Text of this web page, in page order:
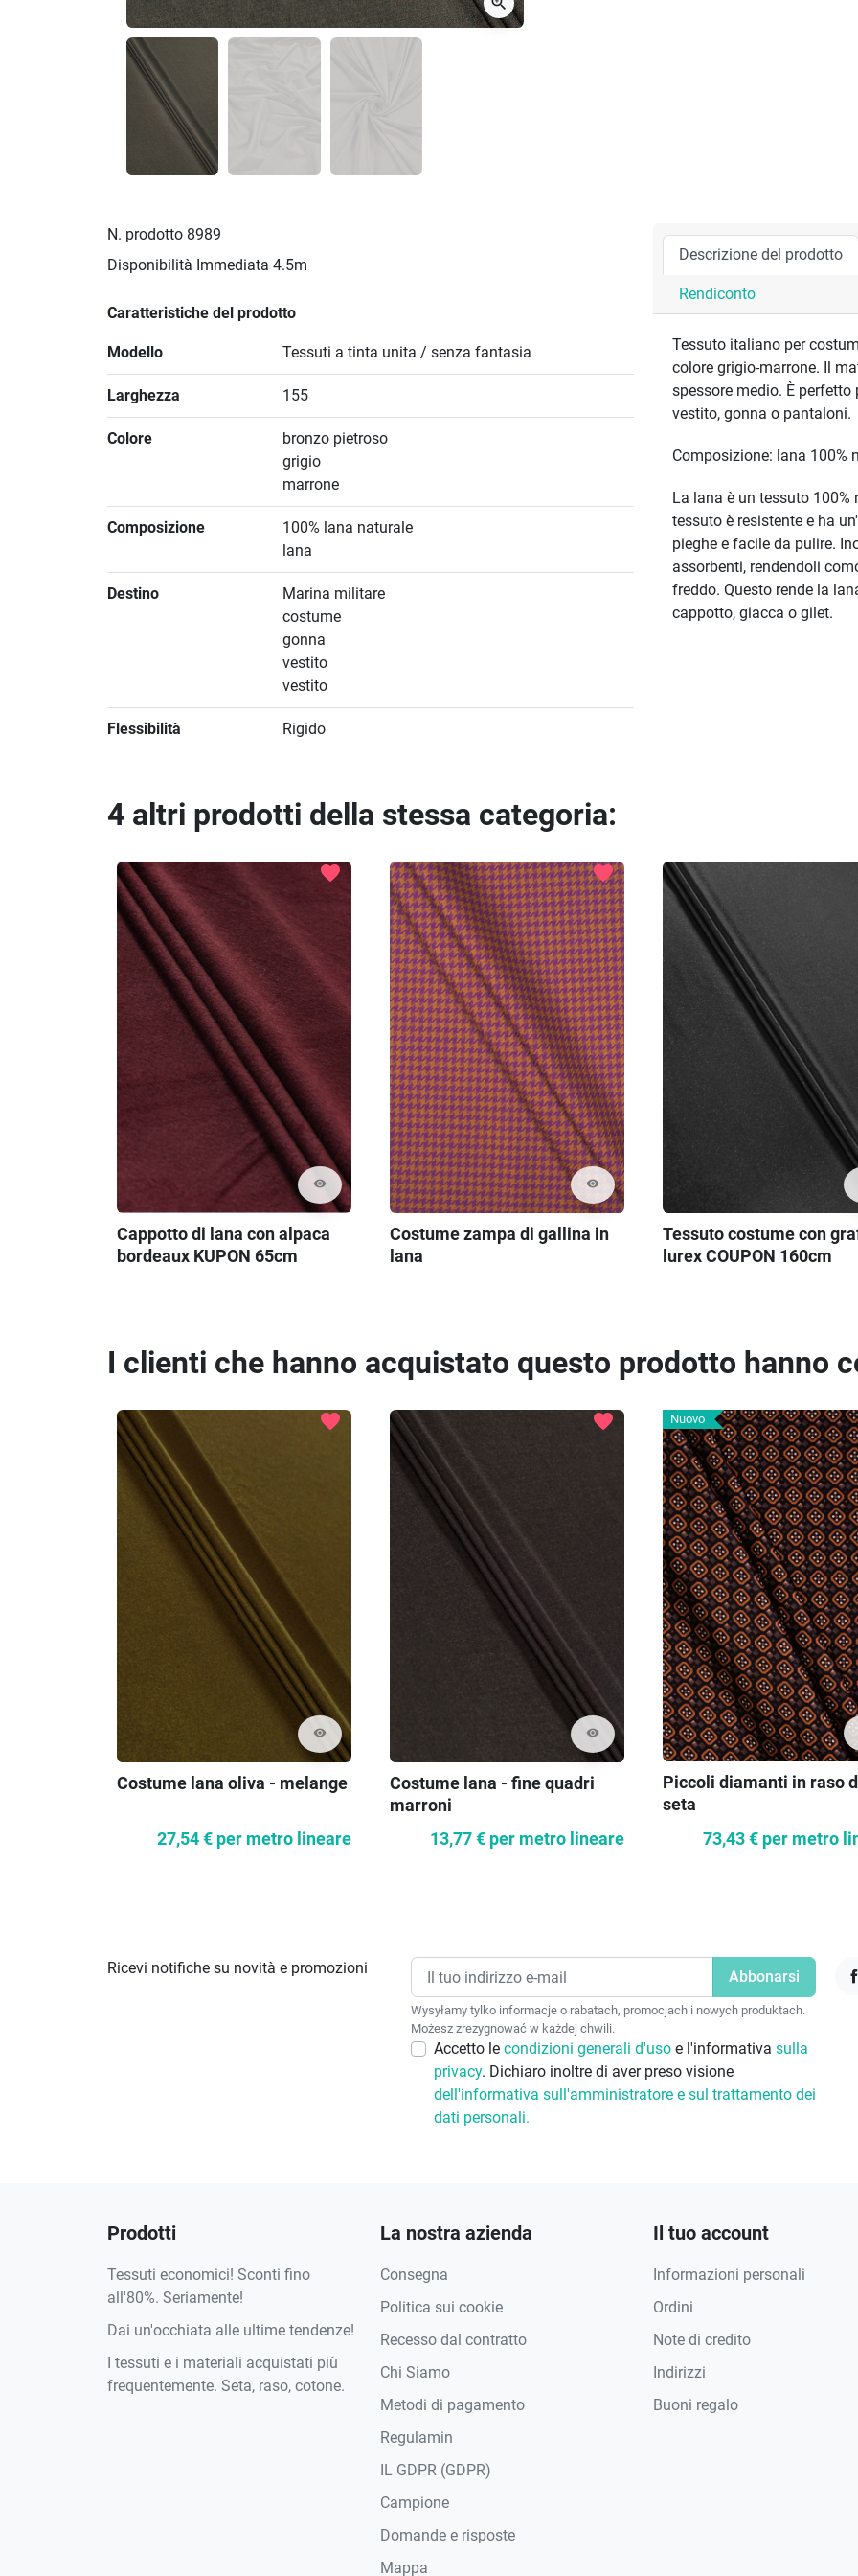
N. prodotto 8989
Disponibilità Immediata 4.5m
Caratteristiche del prodotto
Modello Tessuti a tinta unita / senza fantasia
Larghezza 155
Colore
bronzo pietroso
grigio
marrone
Composizione
100% lana naturale
lana
Destino
Marina militare
costume
gonna
vestito
vestito
Flessibilità Rigido
Descrizione del prodotto
Rendiconto
Tessuto italiano per
colore grigio-marrone. Il
spessore medio. È
vestito, gonna o pantaloni.
Composizione: lana 100%
La lana è un tessuto
tessuto è resistente e ha
pieghe e facile da pulire.
assorbenti, rendendoli
freddo. Questo rende la
cappotto, giacca o gilet.
4 altri prodotti della stessa categoria:
visibility
favorite
Cappotto di lana con alpaca
bordeaux KUPON 65cm
visibility
favorite
Costume zampa di gallina in
lana
Tessuto costume con
lurex COUPON 160cm
I clienti che hanno acquistato questo prodotto hanno
visibility
favorite
Costume lana oliva - melange
27,54 € per metro lineare
visibility
favorite
Costume lana - fine quadri
marroni
13,77 € per metro lineare
Nuovo
Piccoli diamanti in raso
seta
73,43 € per metro
Ricevi notifiche su novità e promozioni
Wysyłamy tylko informacje o rabatach, promocjach i nowych produktach.
Możesz zrezygnować w każdej chwili.
Accetto le condizioni generali d'uso e l'informativa sulla
privacy. Dichiaro inoltre di aver preso visione
dell'informativa sull'amministratore e sul trattamento dei
dati personali.
Prodotti
Tessuti economici! Sconti fino
all'80%. Seriamente!
Dai un'occhiata alle ultime tendenze!
I tessuti e i materiali acquistati più
frequentemente. Seta, raso, cotone.
La nostra azienda
Consegna
Politica sui cookie
Recesso dal contratto
Chi Siamo
Metodi di pagamento
Regulamin
IL GDPR (GDPR)
Campione
Domande e risposte
Mappa
Il tuo account
Informazioni personali
Ordini
Note di credito
Indirizzi
Buoni regalo